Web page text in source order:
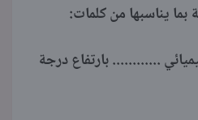
بما يناسبها من كلمات:
............ بارتفاع درجة